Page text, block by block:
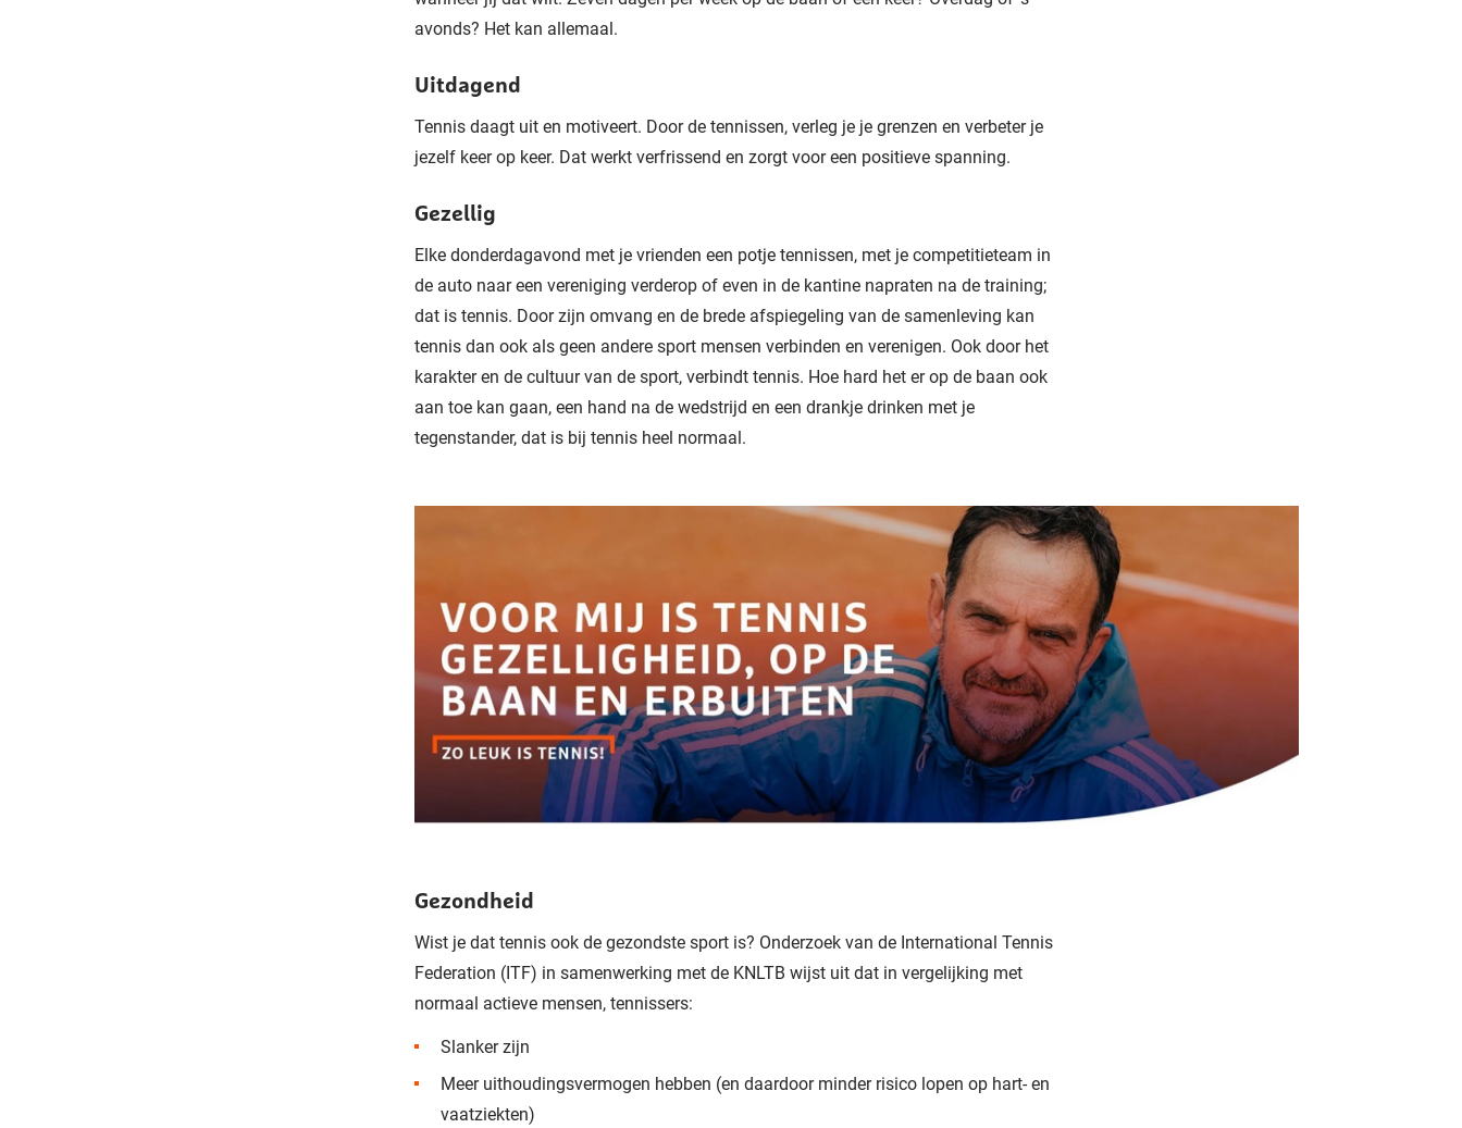
avonds? Het kan allemaal.
Uitdagend
Tennis daagt uit en motiveert. Door de tennissen, verleg je je grenzen en verbeter je
jezelf keer op keer. Dat werkt verfrissend en zorgt voor een positieve spanning.
Gezellig
Elke donderdagavond met je vrienden een potje tennissen, met je competitieteam in
de auto naar een vereniging verderop of even in de kantine napraten na de training;
dat is tennis. Door zijn omvang en de brede afspiegeling van de samenleving kan
tennis dan ook als geen andere sport mensen verbinden en verenigen. Ook door het
karakter en de cultuur van de sport, verbindt tennis. Hoe hard het er op de baan ook
aan toe kan gaan, een hand na de wedstrijd en een drankje drinken met je
tegenstander, dat is bij tennis heel normaal.
Gezondheid
Wist je dat tennis ook de gezondste sport is? Onderzoek van de International Tennis
Federation (ITF) in samenwerking met de KNLTB wijst uit dat in vergelijking met
normaal actieve mensen, tennissers:
Slanker zijn
Meer uithoudingsvermogen hebben (en daardoor minder risico lopen op hart- en
vaatziekten)